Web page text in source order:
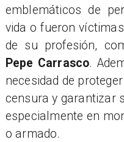
emblemáticos de
vida o fueron
de su profesión,
Pepe Carrasco.
necesidad de
censura y garantizar
especialmente en
o armado.